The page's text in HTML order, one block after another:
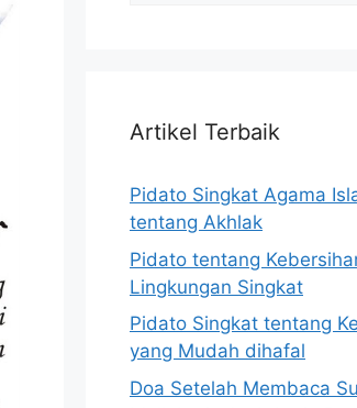
Artikel Terbaik
Pidato Singkat Agama
tentang Akhlak
Pidato tentang
Lingkungan Singkat
Pidato Singkat tentang
yang Mudah dihafal
Doa Setelah Membaca